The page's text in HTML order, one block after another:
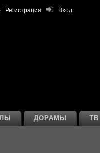
Вход
Регистрация
ТВ
ДОРАМЫ